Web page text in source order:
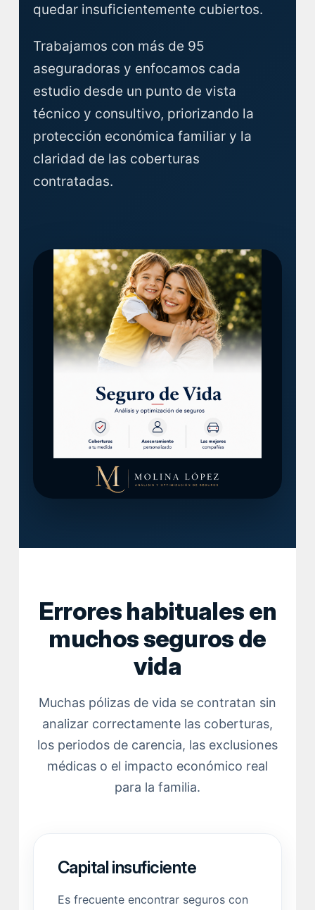
quedar insuficientemente cubiertos.
Trabajamos con más de 95
aseguradoras y enfocamos cada
estudio desde un punto de vista
técnico y consultivo, priorizando la
protección económica familiar y la
claridad de las coberturas
contratadas.
Errores habituales en
muchos seguros de
vida
Muchas pólizas de vida se contratan sin
analizar correctamente las coberturas,
los periodos de carencia, las exclusiones
médicas o el impacto económico real
para la familia.
Capital insuficiente
Es frecuente encontrar seguros con